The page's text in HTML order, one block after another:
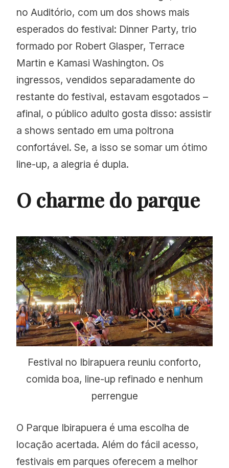
no Auditório, com um dos shows mais
esperados do festival: Dinner Party, trio
formado por Robert Glasper, Terrace
Martin e Kamasi Washington. Os
ingressos, vendidos separadamente do
restante do festival, estavam esgotados –
afinal, o público adulto gosta disso: assistir
a shows sentado em uma poltrona
confortável. Se, a isso se somar um ótimo
line-up, a alegria é dupla.
O charme do parque
Festival no Ibirapuera reuniu conforto,
comida boa, line-up refinado e nenhum
perrengue
O Parque Ibirapuera é uma escolha de
locação acertada. Além do fácil acesso,
festivais em parques oferecem a melhor